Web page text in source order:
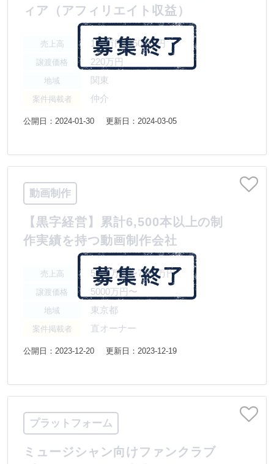
ィア（アフィリエイト収益）
売上高 100万円〜500万円
譲渡価格 220万円
地域 関東
案件掲載者 仲介
公開日：2024-01-30 更新日：2024-03-05
動画制作
【黒字経営】累計6,500本以上の制
作実績を持つ動画制作会社
売上高 5000万円〜7500万円
譲渡価格 5000万円〜
地域 東京都
案件掲載者 直オーナー
公開日：2023-12-20 更新日：2023-12-19
プラットフォーム
ミュージシャン向けファンクラブ